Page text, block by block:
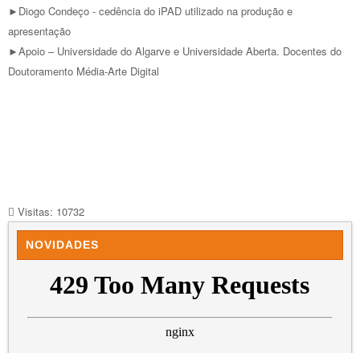
►Diogo Condeço - cedência do iPAD utilizado na produção e
apresentação
►Apoio – Universidade do Algarve e Universidade Aberta. Docentes do
Doutoramento Média-Arte Digital
Visitas: 10732
NOVIDADES